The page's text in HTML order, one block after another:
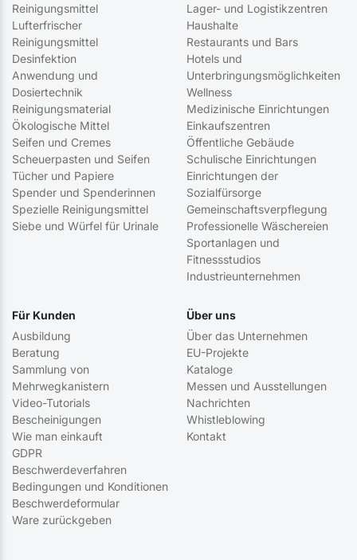
Reinigungsmittel
Lufterfrischer
Reinigungsmittel
Desinfektion
Anwendung und
Dosiertechnik
Reinigungsmaterial
Ökologische Mittel
Seifen und Cremes
Scheuerpasten und Seifen
Tücher und Papiere
Spender und Spenderinnen
Spezielle Reinigungsmittel
Siebe und Würfel für Urinale
Lager- und Logistikzentren
Haushalte
Restaurants und Bars
Hotels und
Unterbringungsmöglichkeiten
Wellness
Medizinische Einrichtungen
Einkaufszentren
Öffentliche Gebäude
Schulische Einrichtungen
Einrichtungen der
Sozialfürsorge
Gemeinschaftsverpflegung
Professionelle Wäschereien
Sportanlagen und
Fitnessstudios
Industrieunternehmen
Für Kunden
Ausbildung
Beratung
Sammlung von
Mehrwegkanistern
Video-Tutorials
Bescheinigungen
Wie man einkauft
GDPR
Beschwerdeverfahren
Bedingungen und Konditionen
Beschwerdeformular
Ware zurückgeben
Über uns
Über das Unternehmen
EU-Projekte
Kataloge
Messen und Ausstellungen
Nachrichten
Whistleblowing
Kontakt